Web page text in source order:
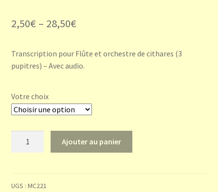
2,50€ – 28,50€
Transcription pour Flûte et orchestre de cithares (3
pupitres) – Avec audio.
Votre choix
du
Ajouter au panier
UGS : MC221